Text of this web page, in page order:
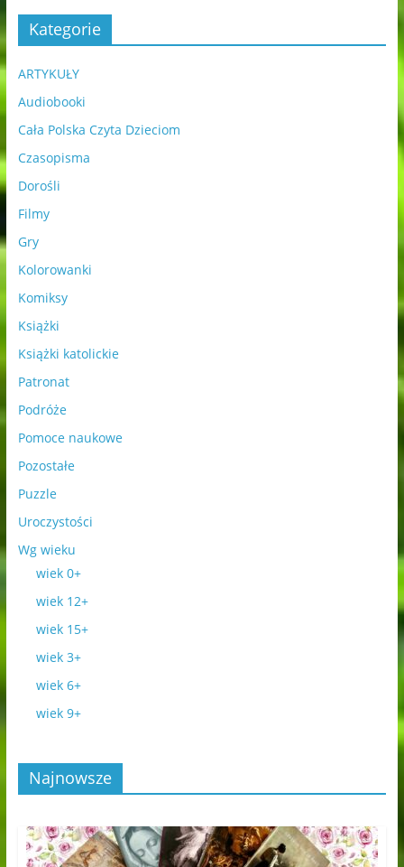
Kategorie
ARTYKUŁY
Audiobooki
Cała Polska Czyta Dzieciom
Czasopisma
Dorośli
Filmy
Gry
Kolorowanki
Komiksy
Książki
Książki katolickie
Patronat
Podróże
Pomoce naukowe
Pozostałe
Puzzle
Uroczystości
Wg wieku
wiek 0+
wiek 12+
wiek 15+
wiek 3+
wiek 6+
wiek 9+
Najnowsze